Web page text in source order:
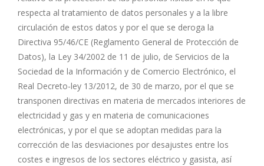
respecta al tratamiento de datos personales y a la libre
circulación de estos datos y por el que se deroga la
Directiva 95/46/CE (Reglamento General de Protección de
Datos), la Ley 34/2002 de 11 de julio, de Servicios de la
Sociedad de la Información y de Comercio Electrónico, el
Real Decreto-ley 13/2012, de 30 de marzo, por el que se
transponen directivas en materia de mercados interiores de
electricidad y gas y en materia de comunicaciones
electrónicas, y por el que se adoptan medidas para la
corrección de las desviaciones por desajustes entre los
costes e ingresos de los sectores eléctrico y gasista, así